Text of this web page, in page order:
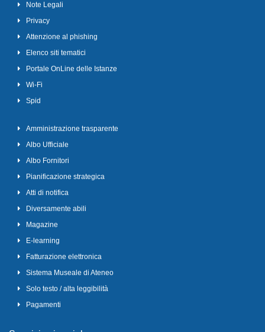
Note Legali
Privacy
Attenzione al phishing
Elenco siti tematici
Portale OnLine delle Istanze
Wi-Fi
Spid
Amministrazione trasparente
Albo Ufficiale
Albo Fornitori
Pianificazione strategica
Atti di notifica
Diversamente abili
Magazine
E-learning
Fatturazione elettronica
Sistema Museale di Ateneo
Solo testo / alta leggibilità
Pagamenti